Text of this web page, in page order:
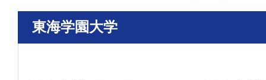
東海学園大学